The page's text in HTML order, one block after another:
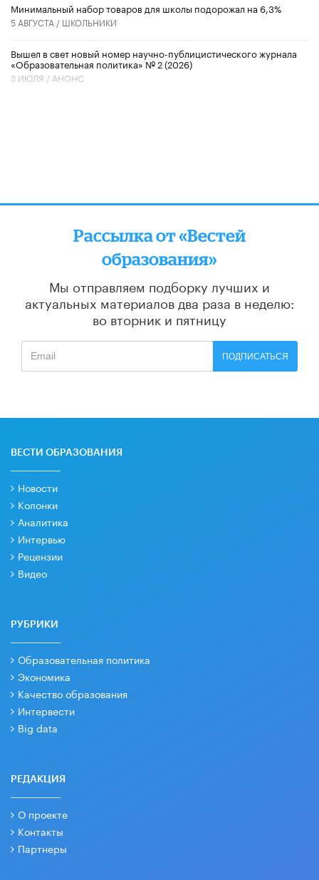
Минимальный набор товаров для школы подорожал на 6,3%
5 АВГУСТА / ШКОЛЬНИКИ
Вышел в свет новый номер научно-публицистического журнала
«Образовательная политика» № 2 (2026)
3 ИЮЛЯ / АНОНС
Рассылка от «Вестей
образования»
Мы отправляем подборку лучших и
актуальных материалов два раза в неделю:
во вторник и пятницу
ПОДПИСАТЬСЯ
ВЕСТИ ОБРАЗОВАНИЯ
Новости
Колонки
Аналитика
Интервью
Рецензии
Видео
РУБРИКИ
Образовательная политика
Экономика
Качество образования
Интервести
Big data
РЕДАКЦИЯ
О проекте
Контакты
Партнеры